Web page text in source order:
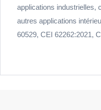
applications industrielles,
autres applications
60529, CEI 62262:2021,